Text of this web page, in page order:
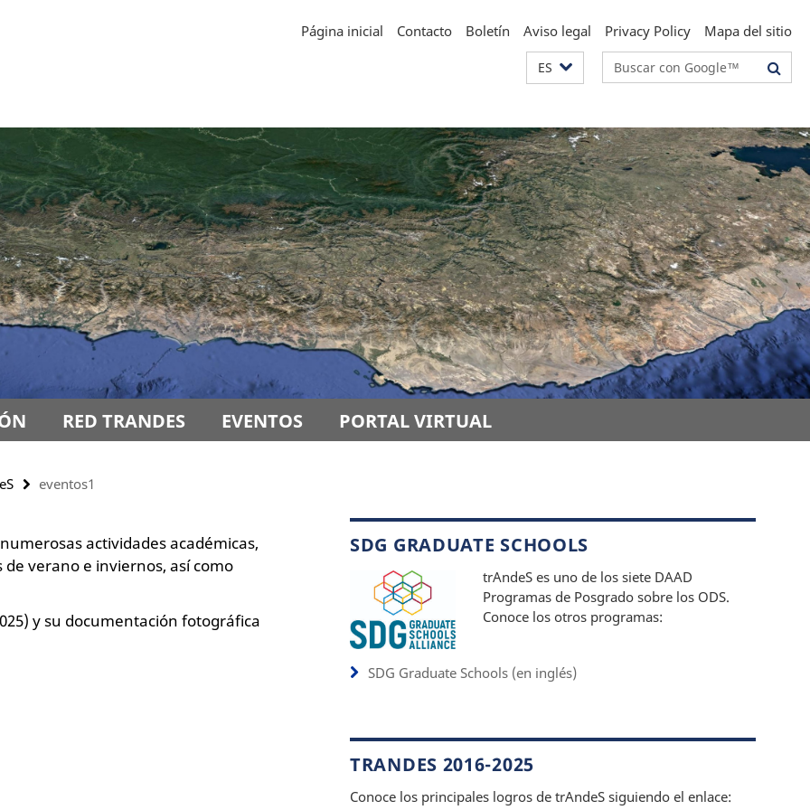
Página inicial Contacto Boletín Aviso legal Privacy Policy Mapa del sitio
ES Suchbegriffe
RED TRANDES EVENTOS PORTAL VIRTUAL
eventos1
actividades académicas,
verano e inviernos, así como
y su documentación fotográfica
SDG GRADUATE SCHOOLS
trAndeS es uno de los siete DAAD
Programas de Posgrado sobre los ODS.
Conoce los otros programas:
SDG Graduate Schools (en inglés)
TRANDES 2016-2025
Conoce los principales logros de trAndeS siguiendo el enlace: